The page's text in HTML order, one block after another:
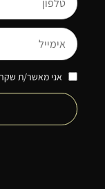
אני מאשר/ת